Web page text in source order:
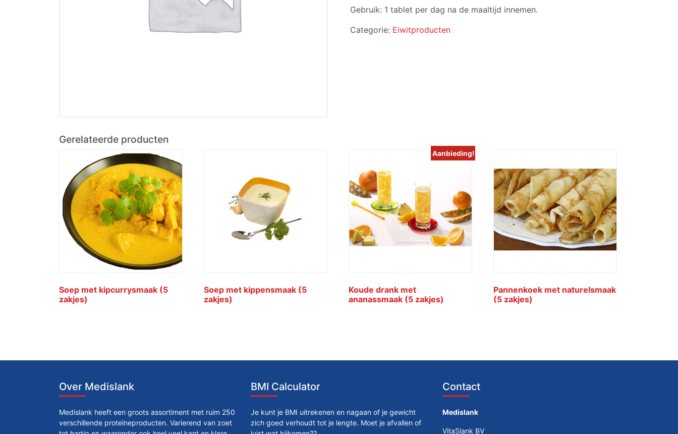
Gebruik: 1 tablet per dag na de maaltijd innemen.
Categorie: Eiwitproducten
Gerelateerde producten
Soep met kipcurrysmaak (5
zakjes)
Soep met kippensmaak (5
zakjes)
Aanbieding!
Koude drank met
ananassmaak (5 zakjes)
Pannenkoek met naturelsmaak
(5 zakjes)
Over Medislank
Medislank heeft een groots assortiment met ruim 250
verschillende proteïneproducten. Varierend van zoet
BMI Calculator
Je kunt je BMI uitrekenen en nagaan of je gewicht
zich goed verhoudt tot je lengte. Moet je afvallen of
Contact
Medislank
VitaSlank BV